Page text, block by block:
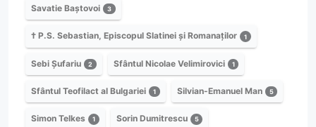
Savatie Baștovoi 3
† P.S. Sebastian, Episcopul Slatinei și Romanaților 1
Sebi Șufariu 2 Sfântul Nicolae Velimirovici 1
Sfântul Teofilact al Bulgariei 1 Silvian-Emanuel Man 5
Simon Telkes 1 Sorin Dumitrescu 5